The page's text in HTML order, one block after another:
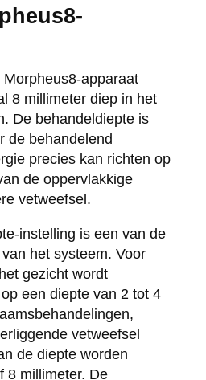
apparaat
8 millimeter diep in het
De behandeldiepte is
de behandelend
precies kan richten op
de oppervlakkige
vetweefsel.
instelling is een van de
het systeem. Voor
gezicht wordt
een diepte van 2 tot 4
vetweefsel
de diepte worden
8 millimeter. De